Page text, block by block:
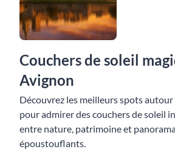
Couchers de soleil
Avignon
Découvrez les meilleurs spots autour
pour admirer des couchers de soleil
entre nature, patrimoine et
époustouflants.